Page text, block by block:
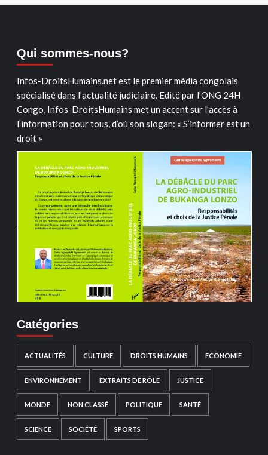
Qui sommes-nous?
Infos-DroitsHumains.net est le premier média congolais
spécialisé dans l’actualité judiciaire. Edité par l’ONG 24H
Congo, Infos-DroitsHumains met un accent sur l’accès à
l’information pour tous, d’où son slogan: « S’informer est un
droit »
Catégories
ACTUALITÉS CULTURE DROITS HUMAINS ECONOMIE
ENVIRONNEMENT EXTRAITS DE RÔLE JUSTICE
MONDE NON CLASSÉ POLITIQUE SANTÉ
SCIENCE SOCIÉTÉ SPORTS